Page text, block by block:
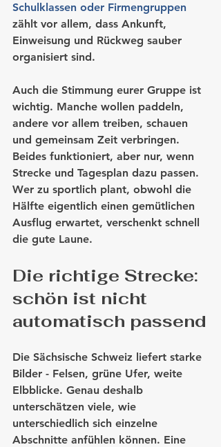
Schulklassen oder Firmengruppen
zählt vor allem, dass Ankunft,
Einweisung und Rückweg sauber
organisiert sind.
Auch die Stimmung eurer Gruppe ist
wichtig. Manche wollen paddeln,
andere vor allem treiben, schauen
und gemeinsam Zeit verbringen.
Beides funktioniert, aber nur, wenn
Strecke und Tagesplan dazu passen.
Wer zu sportlich plant, obwohl die
Hälfte eigentlich einen gemütlichen
Ausflug erwartet, verschenkt schnell
die gute Laune.
Die richtige Strecke:
schön ist nicht
automatisch passend
Die Sächsische Schweiz liefert starke
Bilder - Felsen, grüne Ufer, weite
Elbblicke. Genau deshalb
unterschätzen viele, wie
unterschiedlich sich einzelne
Abschnitte anfühlen können. Eine